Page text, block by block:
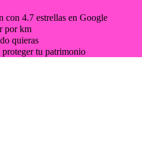
con 4.7 estrellas en Google
por km
quieras
tu patrimonio